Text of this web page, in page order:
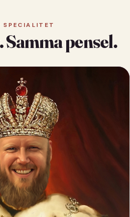
SPECIALITET
pensel.